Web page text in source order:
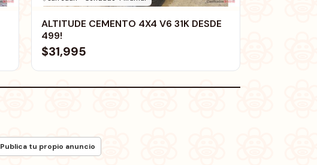
ALTITUDE CEMENTO 4X4 V6 31K DESDE
499!
$31,995
Publica tu propio anuncio